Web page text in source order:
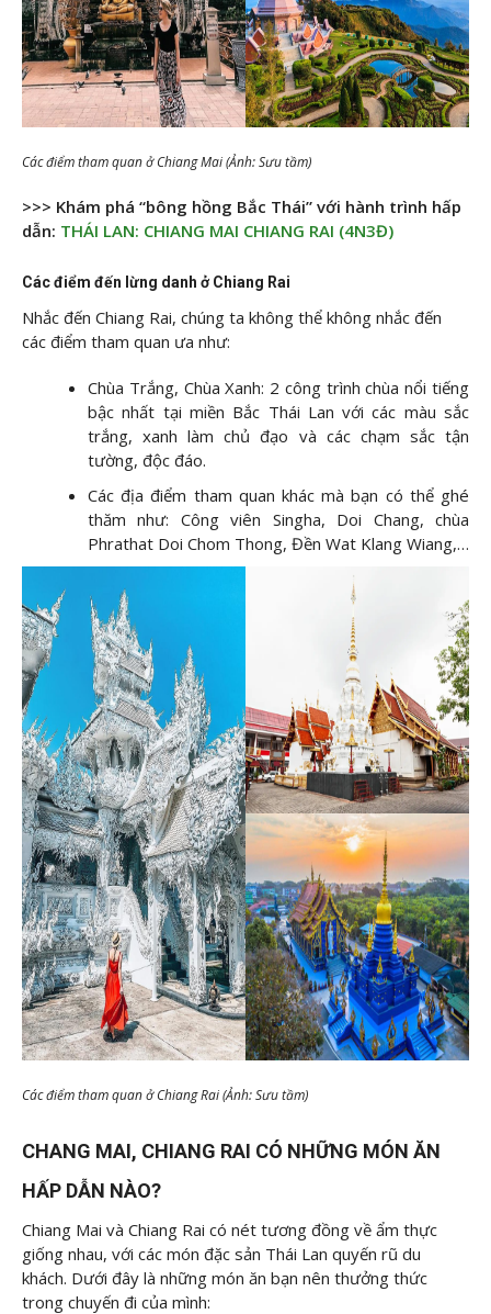
Các điểm tham quan ở Chiang Mai (Ảnh: Sưu tầm)
>>> Khám phá “bông hồng Bắc Thái” với hành trình hấp
dẫn: THÁI LAN: CHIANG MAI CHIANG RAI (4N3Đ)
Các điểm đến lừng danh ở Chiang Rai
Nhắc đến Chiang Rai, chúng ta không thể không nhắc đến
các điểm tham quan ưa như:
Chùa Trắng, Chùa Xanh: 2 công trình chùa nổi tiếng
bậc nhất tại miền Bắc Thái Lan với các màu sắc
trắng, xanh làm chủ đạo và các chạm sắc tận
tường, độc đáo.
Các địa điểm tham quan khác mà bạn có thể ghé
thăm như: Công viên Singha, Doi Chang, chùa
Phrathat Doi Chom Thong, Đền Wat Klang Wiang,…
Các điểm tham quan ở Chiang Rai (Ảnh: Sưu tầm)
CHANG MAI, CHIANG RAI CÓ NHỮNG MÓN ĂN
HẤP DẪN NÀO?
Chiang Mai và Chiang Rai có nét tương đồng về ẩm thực
giống nhau, với các món đặc sản Thái Lan quyến rũ du
khách. Dưới đây là những món ăn bạn nên thưởng thức
trong chuyến đi của mình: